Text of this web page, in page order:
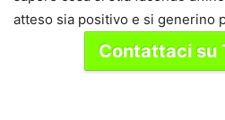
atteso sia positivo e si generino
Contattaci su